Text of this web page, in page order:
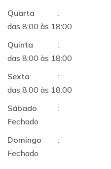
Quarta
:
das 8:00 às 18:00
Quinta
:
das 8:00 às 18:00
Sexta
:
das 8:00 às 18:00
Sábado
:
Fechado
Domingo
:
Fechado